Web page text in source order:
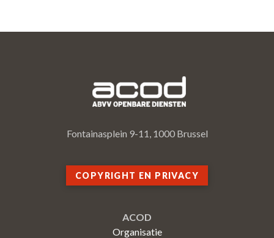
Fontainasplein 9-11, 1000 Brussel
COPYRIGHT EN PRIVACY
ACOD
Organisatie